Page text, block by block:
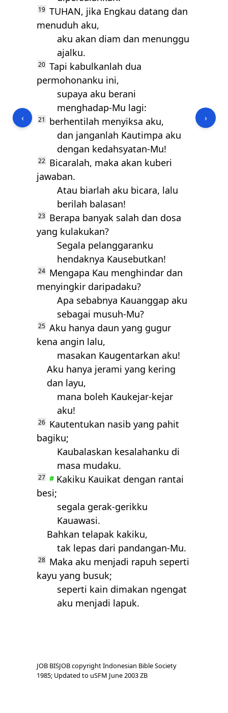
‹
19 TUHAN, jika Engkau datang dan
menuduh aku,
aku akan diam dan menunggu
ajalku.
20 Tapi kabulkanlah dua
permohonanku ini,
supaya aku berani
menghadap-Mu lagi:
21
berhentilah menyiksa aku,
dan janganlah Kautimpa aku
dengan kedahsyatan-Mu!
22
Bicaralah, maka akan kuberi
jawaban.
Atau biarlah aku bicara, lalu
berilah balasan!
23
Berapa banyak salah dan dosa
yang kulakukan?
Segala pelanggaranku
hendaknya Kausebutkan!
24 Mengapa Kau menghindar dan
menyingkir daripadaku?
Apa sebabnya Kauanggap aku
sebagai musuh-Mu?
25 Aku hanya daun yang gugur
kena angin lalu,
masakan Kaugentarkan aku!
Aku hanya jerami yang kering
dan layu,
mana boleh Kaukejar-kejar
aku!
26 Kautentukan nasib yang pahit
bagiku;
Kaubalaskan kesalahanku di
masa mudaku.
27 # Kakiku Kauikat dengan rantai
besi;
segala gerak-gerikku
Kauawasi.
Bahkan telapak kakiku,
tak lepas dari pandangan-Mu.
28 Maka aku menjadi rapuh seperti
kayu yang busuk;
seperti kain dimakan ngengat
aku menjadi lapuk.
JOB BISJOB copyright Indonesian Bible Society
1985; Updated to uSFM June 2003 ZB
›